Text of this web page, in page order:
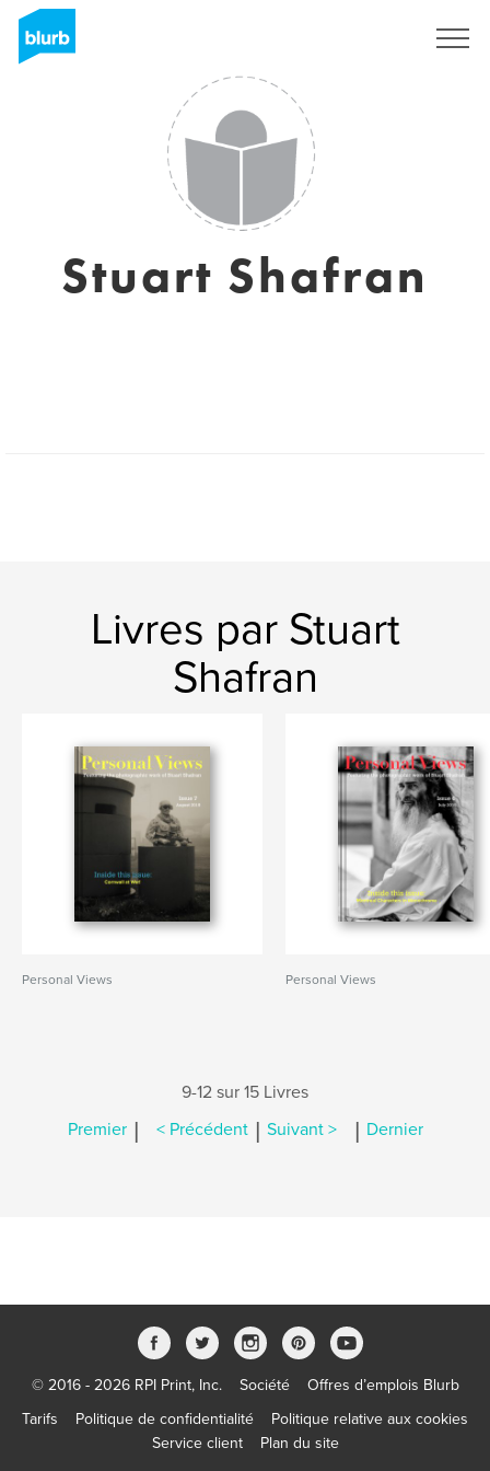
Stuart Shafran
Livres par Stuart
Shafran
Personal Views Personal Views
9-12 sur 15 Livres
Premier | < Précédent | Suivant > | Dernier
© 2016 - 2026 RPI Print, Inc. Société
Offres d’emplois Blurb
Tarifs
Politique de confidentialité
Politique relative aux cookies
Service client
Plan du site